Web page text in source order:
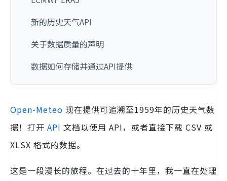
新的历史天气API
关于数据质量的声明
数据如何存储并通过API提供
Open-Meteo 现在提供可追溯至1959年的历史天气数
据！打开 API 文档以使用 API，或者直接下载 CSV 或
XLSX 格式的数据。
这是一段漫长的旅程。在过去的十年里，我一直在处理